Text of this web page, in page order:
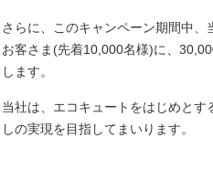
さらに、このキャンペーン期間中
お客さま(先着10,000名様)に、
します。
当社は、エコキュートをはじめと
しの実現を目指してまいります。